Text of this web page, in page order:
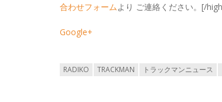
合わせフォーム より ご連絡ください。[/
Google+
RADIKO TRACKMAN トラックマンニュース